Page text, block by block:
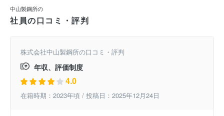
中山製鋼所の
社員の口コミ・評判
株式会社中山製鋼所の口コミ・評判
年収、評価制度
4.0
在籍時期：2023年頃 / 投稿日：2025年12月24日